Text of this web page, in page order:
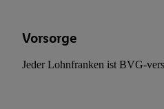
Vorsorge
Jeder Lohnfranken ist BVG-